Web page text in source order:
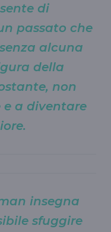
di
passato che
alcuna
della
non
e a diventare
insegna
sfuggire